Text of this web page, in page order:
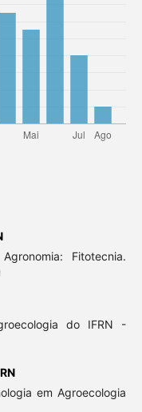
Fitotecnia.
do IFRN -
em Agroecologia